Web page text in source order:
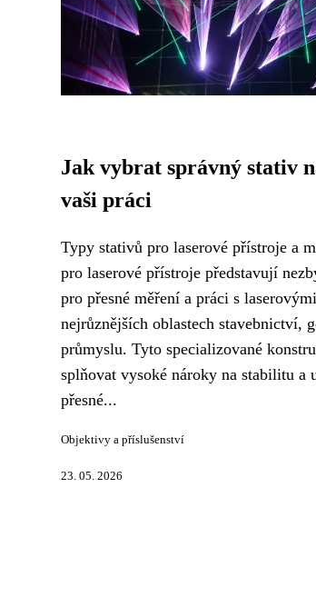
Jak vybrat správný stativ
vaši práci
Typy stativů pro laserové přístroje a
pro laserové přístroje představují
pro přesné měření a práci s
nejrůznějších oblastech stavebnictví,
průmyslu. Tyto specializované
splňovat vysoké nároky na stabilitu a
přesné...
Objektivy a příslušenství
23. 05. 2026